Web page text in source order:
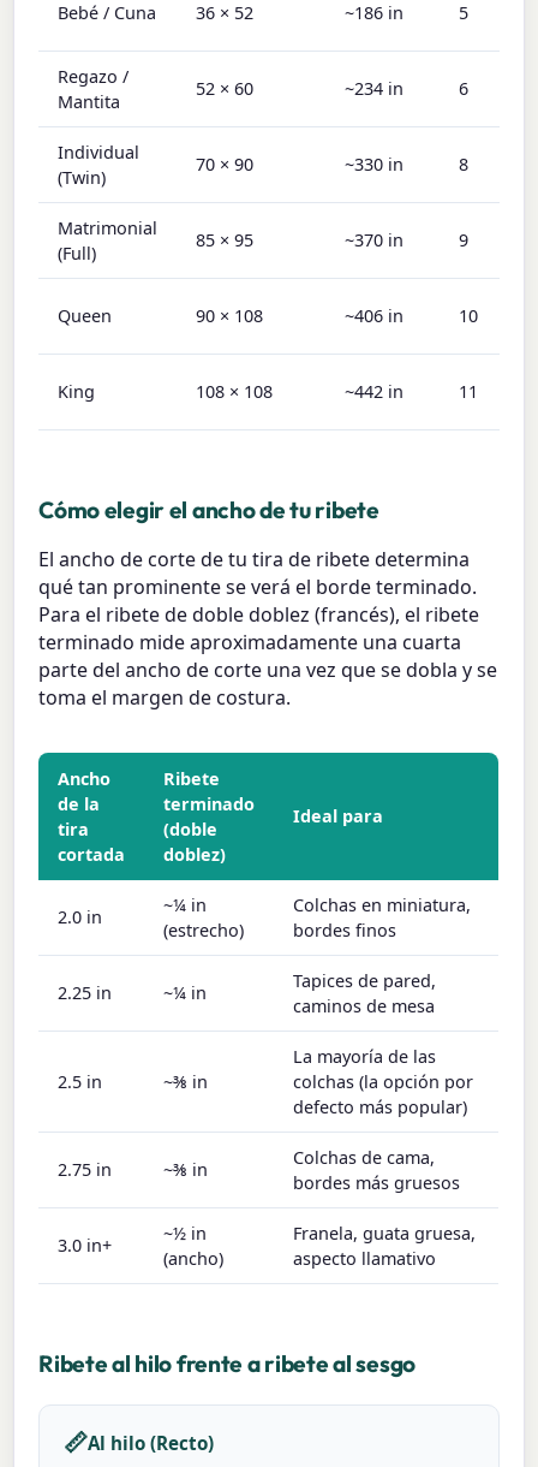
Bebé / Cuna 36 × 52 ~186 in 5
Regazo /
Mantita
52 × 60 ~234 in 6
Individual
(Twin)
70 × 90 ~330 in 8
Matrimonial
(Full)
85 × 95 ~370 in 9
Queen 90 × 108 ~406 in 10
King 108 × 108 ~442 in 11
Cómo elegir el ancho de tu ribete
El ancho de corte de tu tira de ribete determina
qué tan prominente se verá el borde terminado.
Para el ribete de doble doblez (francés), el ribete
terminado mide aproximadamente una cuarta
parte del ancho de corte una vez que se dobla y se
toma el margen de costura.
Ancho
de la
tira
cortada
Ribete
terminado
(doble
doblez)
Ideal para
2.0 in
~¼ in
(estrecho)
Colchas en miniatura,
bordes finos
2.25 in ~¼ in
Tapices de pared,
caminos de mesa
2.5 in ~⅜ in
La mayoría de las
colchas (la opción por
defecto más popular)
2.75 in ~⅜ in
Colchas de cama,
bordes más gruesos
3.0 in+
~½ in
(ancho)
Franela, guata gruesa,
aspecto llamativo
Ribete al hilo frente a ribete al sesgo
📏Al hilo (Recto)